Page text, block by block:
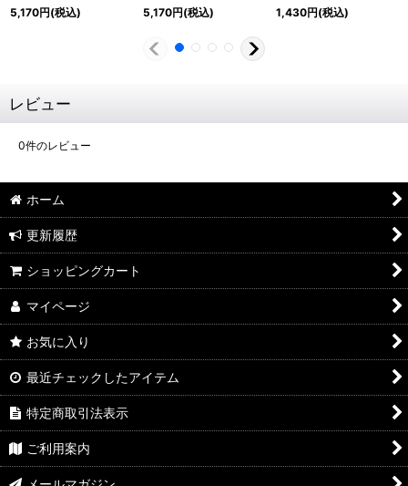
5,170円(税込)
5,170円(税込)
1,430円(税込)
レビュー
0件のレビュー
ホーム
更新履歴
ショッピングカート
マイページ
お気に入り
最近チェックしたアイテム
特定商取引法表示
ご利用案内